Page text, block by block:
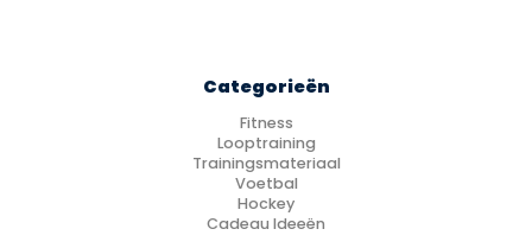
Categorieën
Fitness
Looptraining
Trainingsmateriaal
Voetbal
Hockey
Cadeau Ideeën